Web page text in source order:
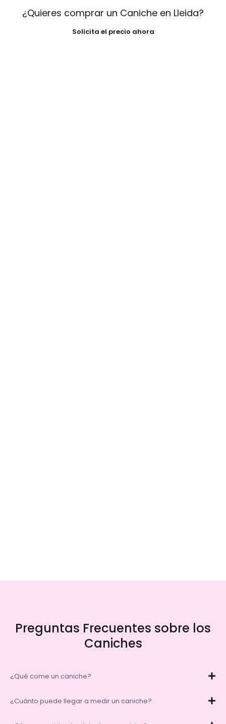
¿Quieres comprar un Caniche en Lleida?
Solicita el precio ahora
Preguntas Frecuentes sobre los
Caniches
¿Qué come un caniche?
¿Cuánto puede llegar a medir un caniche?